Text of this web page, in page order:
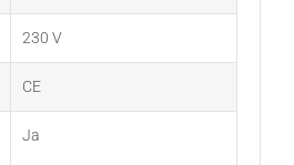
230 V
CE
Ja